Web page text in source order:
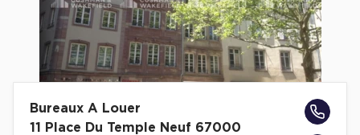
Bureaux A Louer
11 Place Du Temple Neuf 67000